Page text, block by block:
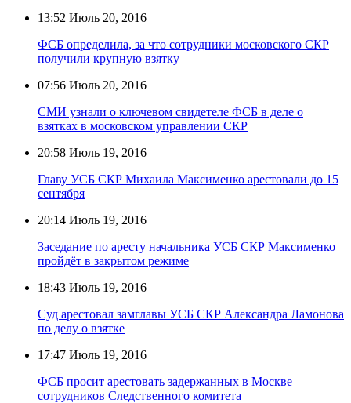
13:52 Июль 20, 2016
ФСБ определила, за что сотрудники московского СКР
получили крупную взятку
07:56 Июль 20, 2016
СМИ узнали о ключевом свидетеле ФСБ в деле о
взятках в московском управлении СКР
20:58 Июль 19, 2016
Главу УСБ СКР Михаила Максименко арестовали до 15
сентября
20:14 Июль 19, 2016
Заседание по аресту начальника УСБ СКР Максименко
пройдёт в закрытом режиме
18:43 Июль 19, 2016
Суд арестовал замглавы УСБ СКР Александра Ламонова
по делу о взятке
17:47 Июль 19, 2016
ФСБ просит арестовать задержанных в Москве
сотрудников Следственного комитета